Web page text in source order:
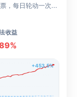
，每日轮动一次...
收益
+453.5%